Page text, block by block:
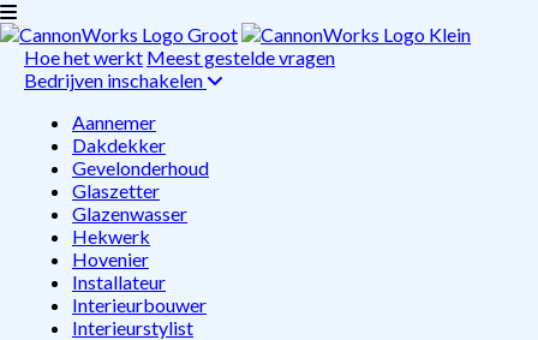
Hoe het werkt Meest gestelde vragen
Bedrijven inschakelen
Aannemer
Dakdekker
Gevelonderhoud
Glaszetter
Glazenwasser
Hekwerk
Hovenier
Installateur
Interieurbouwer
Interieurstylist